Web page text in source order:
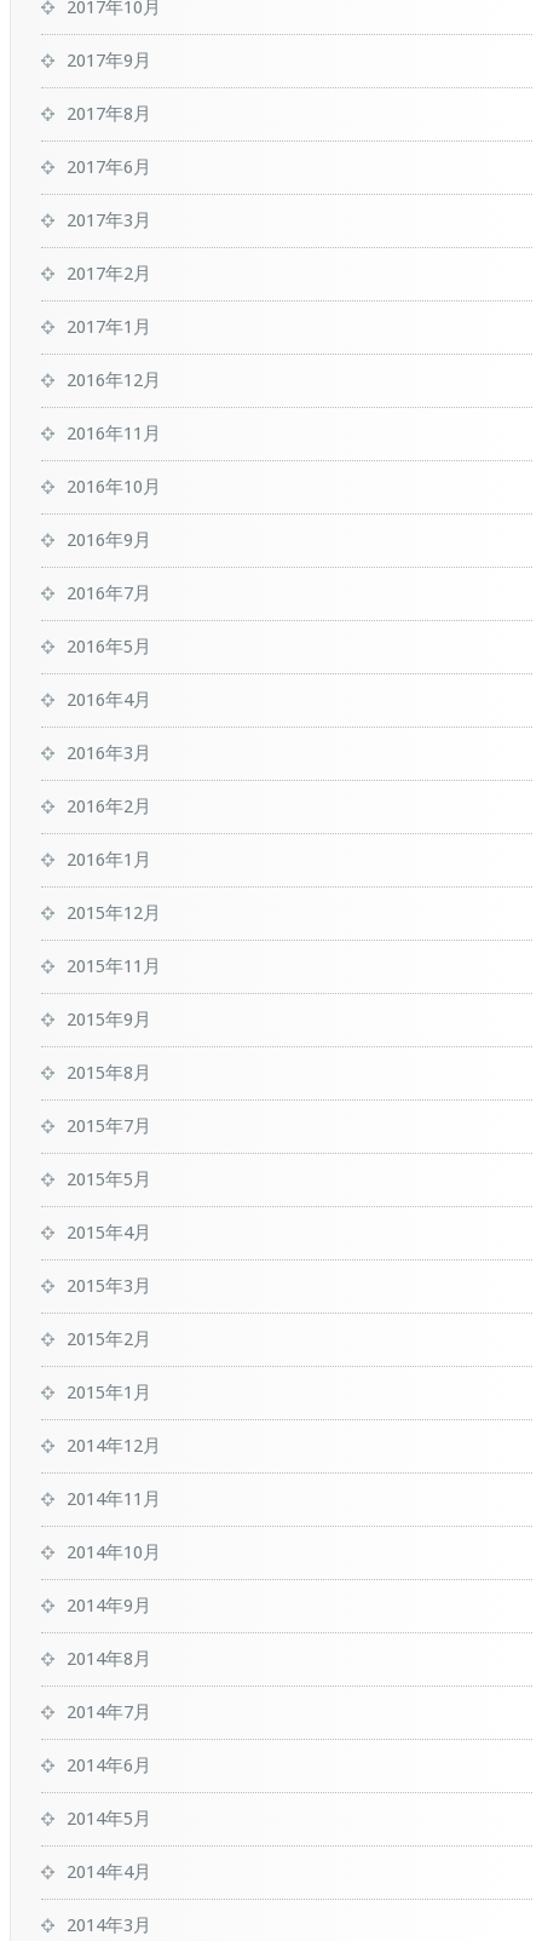
2017年10月
2017年9月
2017年8月
2017年6月
2017年3月
2017年2月
2017年1月
2016年12月
2016年11月
2016年10月
2016年9月
2016年7月
2016年5月
2016年4月
2016年3月
2016年2月
2016年1月
2015年12月
2015年11月
2015年9月
2015年8月
2015年7月
2015年5月
2015年4月
2015年3月
2015年2月
2015年1月
2014年12月
2014年11月
2014年10月
2014年9月
2014年8月
2014年7月
2014年6月
2014年5月
2014年4月
2014年3月